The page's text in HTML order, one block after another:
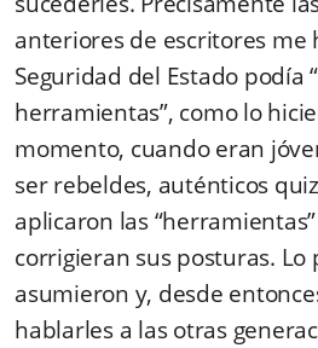
anteriores de escritores me
Seguridad del Estado podía
herramientas”, como lo
momento, cuando eran
ser rebeldes, auténticos
aplicaron las
corrigieran sus posturas. Lo
asumieron y, desde
hablarles a las otras